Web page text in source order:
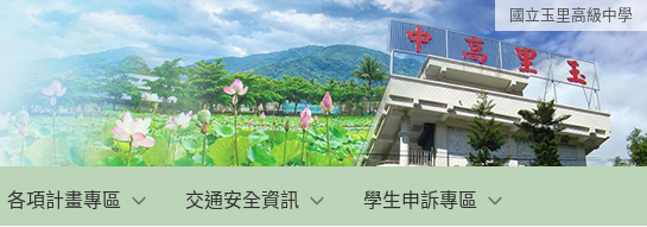
國立玉里高級中學
各項計畫專區 交通安全資訊 學生申訴專區